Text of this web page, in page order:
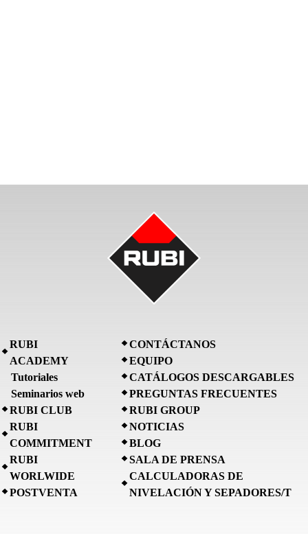
RUBI
ACADEMY
Tutoriales
Seminarios web
RUBI CLUB
RUBI
COMMITMENT
RUBI
WORLWIDE
POSTVENTA
CONTÁCTANOS
EQUIPO
CATÁLOGOS DESCARGABLES
PREGUNTAS FRECUENTES
RUBI GROUP
NOTICIAS
BLOG
SALA DE PRENSA
CALCULADORAS DE
NIVELACIÓN Y SEPADORES/T